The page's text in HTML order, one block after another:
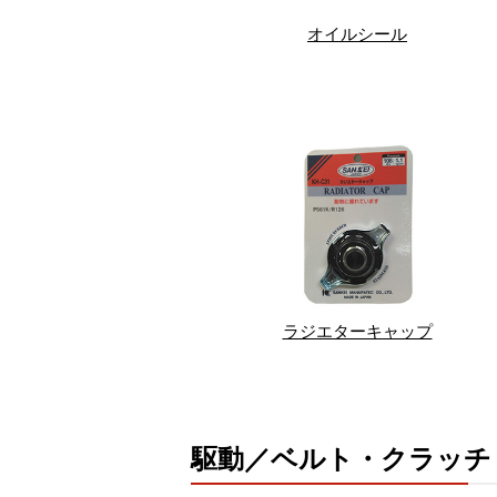
オイルシール
ラジエターキャップ
駆動／ベルト・クラッチ